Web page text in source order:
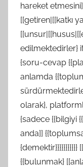
hareket
[[getiren|[[katkı
edilmektedirler}
{soru-cevap
anlamda
olarak},
{sadece {{bilgiyi
anda]]
{{bulunmak}